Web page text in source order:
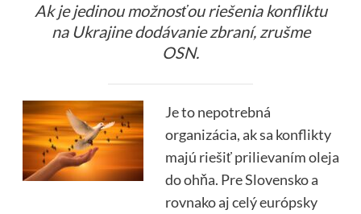
Ak je jedinou možnosťou riešenia konfliktu
na Ukrajine dodávanie zbraní, zrušme
OSN.
Je to nepotrebná
organizácia, ak sa konflikty
majú riešiť prilievaním oleja
do ohňa. Pre Slovensko a
rovnako aj celý európsky